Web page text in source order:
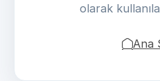
olarak
Ana